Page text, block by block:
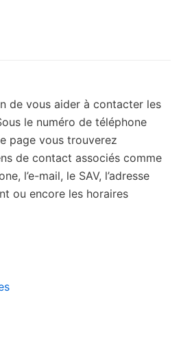
de vous aider à contacter les
le numéro de téléphone
page vous trouverez
de contact associés comme
l’e-mail, le SAV, l’adresse
ou encore les horaires